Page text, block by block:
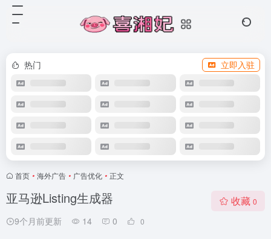
热门 立即入驻
首页 • 海外广告 • 广告优化 • 正文
亚马逊Listing生成器
9个月前更新 14 0 0
收藏 0